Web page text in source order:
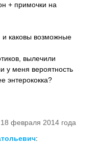
+ примочки на
и каковы возможные
вылечили
у меня вероятность
энтерококка?
18 февраля 2014 года
: